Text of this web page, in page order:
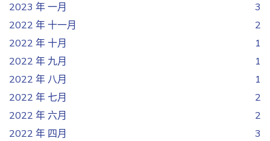
2023 年 一月
3
2022 年 十一月
2
2022 年 十月
1
2022 年 九月
1
2022 年 八月
1
2022 年 七月
2
2022 年 六月
2
2022 年 四月
3